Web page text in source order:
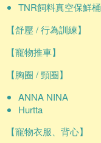
TNR飼料真空保鮮桶
【舒壓 / 行為訓練】
【寵物推車】
【胸圈 / 頸圈】
ANNA NINA
Hurtta
【寵物衣服、背心】